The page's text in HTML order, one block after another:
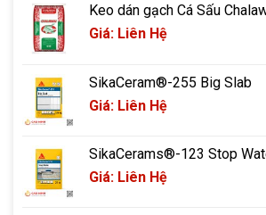
Keo dán gạch Cá Sấu
Giá: Liên Hệ
SikaCeram®-255 Big Slab
Giá: Liên Hệ
SikaCerams®-123 Stop
Giá: Liên Hệ